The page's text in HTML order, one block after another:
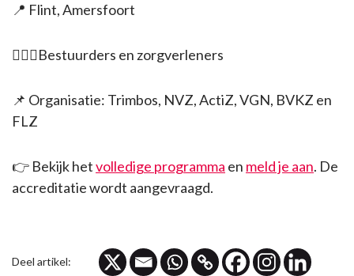
📍 Flint, Amersfoort
👩🏽‍⚕️Bestuurders en zorgverleners
📌 Organisatie: Trimbos, NVZ, ActiZ, VGN, BVKZ en
FLZ
👉 Bekijk hetvolledige programma en meld je aan. De
accreditatie wordt aangevraagd.
Deel artikel: